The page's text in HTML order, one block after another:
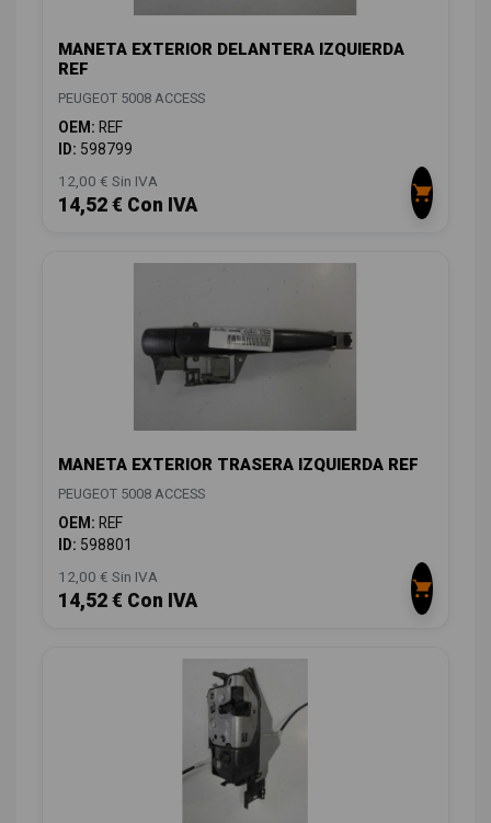
MANETA EXTERIOR DELANTERA IZQUIERDA
REF
PEUGEOT 5008 ACCESS
OEM: REF
ID: 598799
12,00 € Sin IVA
14,52 € Con IVA
MANETA EXTERIOR TRASERA IZQUIERDA REF
PEUGEOT 5008 ACCESS
OEM: REF
ID: 598801
12,00 € Sin IVA
14,52 € Con IVA